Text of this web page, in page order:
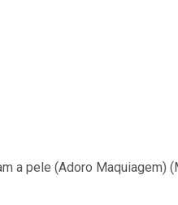
a pele​ (Adoro Maquiagem)​​